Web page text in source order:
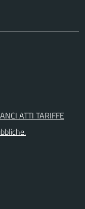
ATTI TARIFFE